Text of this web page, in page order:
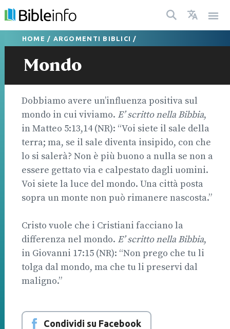
HOME / ARGOMENTI BIBLICI /
Mondo
Dobbiamo avere un’influenza positiva sul
mondo in cui viviamo. E’ scritto nella Bibbia,
in Matteo 5:13,14 (NR): “Voi siete il sale della
terra; ma, se il sale diventa insipido, con che
lo si salerà? Non è più buono a nulla se non a
essere gettato via e calpestato dagli uomini.
Voi siete la luce del mondo. Una città posta
sopra un monte non può rimanere nascosta.”
Cristo vuole che i Cristiani facciano la
differenza nel mondo. E’ scritto nella Bibbia,
in Giovanni 17:15 (NR): “Non prego che tu li
tolga dal mondo, ma che tu li preservi dal
maligno.”
Condividi su Facebook